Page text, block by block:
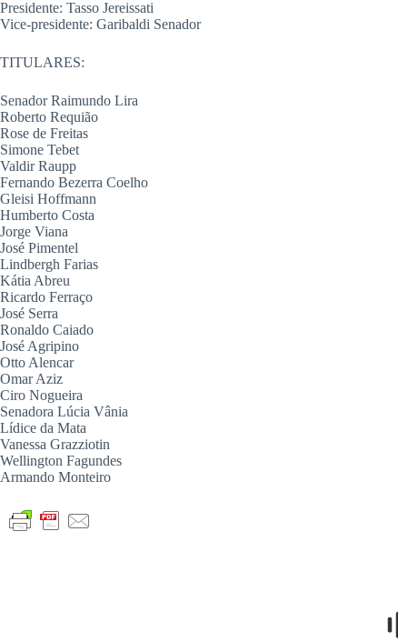
Presidente: Tasso Jereissati
Vice-presidente: Garibaldi Senador
TITULARES:
Senador Raimundo Lira
Roberto Requião
Rose de Freitas
Simone Tebet
Valdir Raupp
Fernando Bezerra Coelho
Gleisi Hoffmann
Humberto Costa
Jorge Viana
José Pimentel
Lindbergh Farias
Kátia Abreu
Ricardo Ferraço
José Serra
Ronaldo Caiado
José Agripino
Otto Alencar
Omar Aziz
Ciro Nogueira
Senadora Lúcia Vânia
Lídice da Mata
Vanessa Grazziotin
Wellington Fagundes
Armando Monteiro